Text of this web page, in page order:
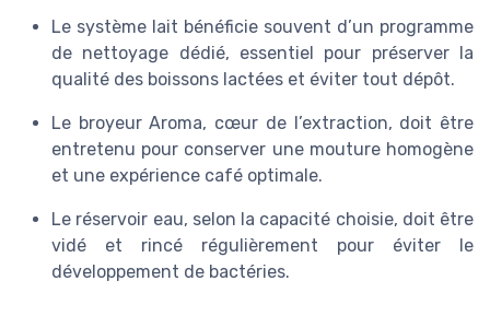
Le système lait bénéficie souvent d’un programme
de nettoyage dédié, essentiel pour préserver la
qualité des boissons lactées et éviter tout dépôt.
Le broyeur Aroma, cœur de l’extraction, doit être
entretenu pour conserver une mouture homogène
et une expérience café optimale.
Le réservoir eau, selon la capacité choisie, doit être
vidé et rincé régulièrement pour éviter le
développement de bactéries.